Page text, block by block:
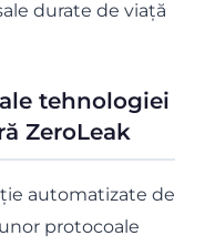
durate de viață
tehnologiei
ZeroLeak
automatizate de
protocoale